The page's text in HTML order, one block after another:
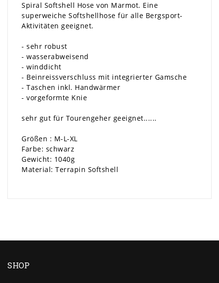
Spiral Softshell Hose von Marmot. Eine
superweiche Softshellhose für alle Bergsport-
Aktivitäten geeignet.
- sehr robust
- wasserabweisend
- winddicht
- Beinreissverschluss mit integrierter Gamsche
- Taschen inkl. Handwärmer
- vorgeformte Knie
sehr gut für Tourengeher geeignet......
Größen : M-L-XL
Farbe: schwarz
Gewicht: 1040g
Material: Terrapin Softshell
SHOP